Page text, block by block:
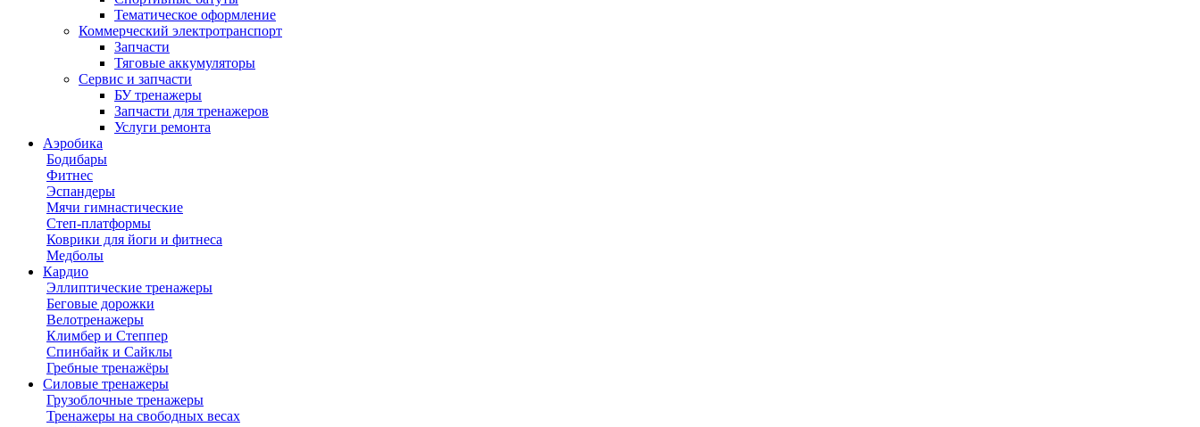
Тематическое оформление
Коммерческий электротранспорт
Запчасти
Тяговые аккумуляторы
Сервис и запчасти
БУ тренажеры
Запчасти для тренажеров
Услуги ремонта
Аэробика
Бодибары
Фитнес
Эспандеры
Мячи гимнастические
Степ-платформы
Коврики для йоги и фитнеса
Медболы
Кардио
Эллиптические тренажеры
Беговые дорожки
Велотренажеры
Климбер и Степпер
Спинбайк и Сайклы
Гребные тренажёры
Силовые тренажеры
Грузоблочные тренажеры
Тренажеры на свободных весах